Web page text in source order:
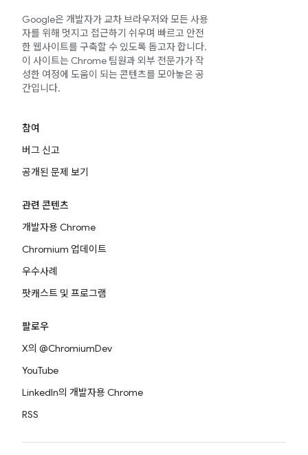
Google은 개발자가 교차 브라우저와 모든 사용
자를 위해 멋지고 접근하기 쉬우며 빠르고 안전
한 웹사이트를 구축할 수 있도록 돕고자 합니다.
이 사이트는 Chrome 팀원과 외부 전문가가 작
성한 여정에 도움이 되는 콘텐츠를 모아놓은 공
간입니다.
참여
버그 신고
공개된 문제 보기
관련 콘텐츠
개발자용 Chrome
Chromium 업데이트
우수사례
팟캐스트 및 프로그램
팔로우
X의 @ChromiumDev
YouTube
LinkedIn의 개발자용 Chrome
RSS